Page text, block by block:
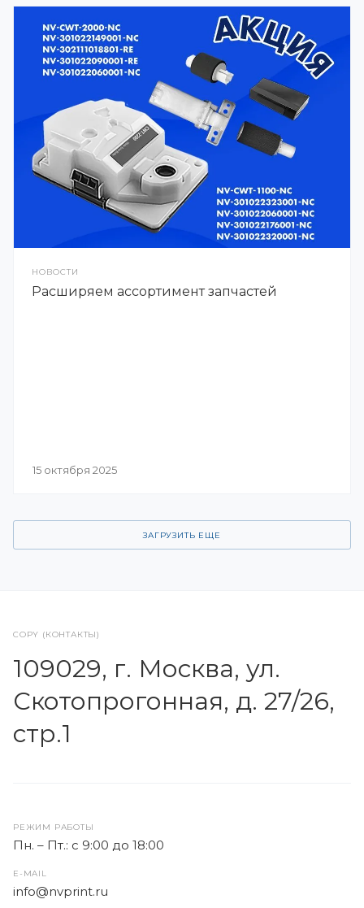
НОВОСТИ
Расширяем ассортимент запчастей
15 октября 2025
ЗАГРУЗИТЬ ЕЩЕ
COPY (КОНТАКТЫ)
109029, г. Москва, ул.
Скотопрогонная, д. 27/26,
стр.1
РЕЖИМ РАБОТЫ
Пн. – Пт.: с 9:00 до 18:00
E-MAIL
info@nvprint.ru